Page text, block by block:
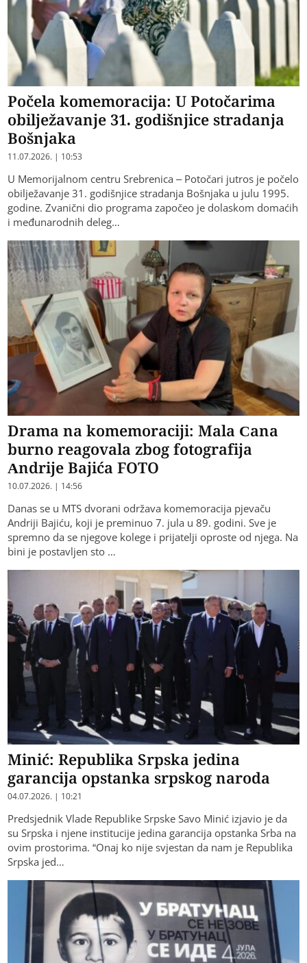
Počela komemoracija: U Potočarima
obilježavanje 31. godišnjice stradanja
Bošnjaka
11.07.2026. | 10:53
U Memorijalnom centru Srebrenica – Potočari jutros je počelo
obilježavanje 31. godišnjice stradanja Bošnjaka u julu 1995.
godine. Zvanični dio programa započeo je dolaskom domaćih
i međunarodnih deleg…
Drama na komemoraciji: Mala Cana
burno reagovala zbog fotografija
Andrije Bajića FOTO
10.07.2026. | 14:56
Danas se u MTS dvorani održava komemoracija pjevaču
Andriji Bajiću, koji je preminuo 7. jula u 89. godini. Sve je
spremno da se njegove kolege i prijatelji oproste od njega. Na
bini je postavljen sto …
Minić: Republika Srpska jedina
garancija opstanka srpskog naroda
04.07.2026. | 10:21
Predsjednik Vlade Republike Srpske Savo Minić izjavio je da
su Srpska i njene institucije jedina garancija opstanka Srba na
ovim prostorima. “Onaj ko nije svjestan da nam je Republika
Srpska jed…